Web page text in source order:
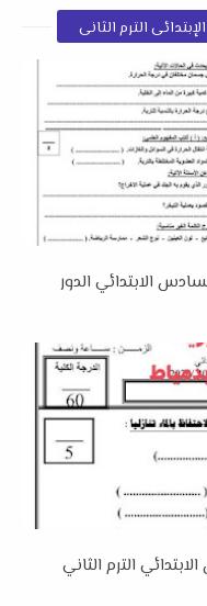
الترم الثانى
الابتدائي الدور
الترم الثاني